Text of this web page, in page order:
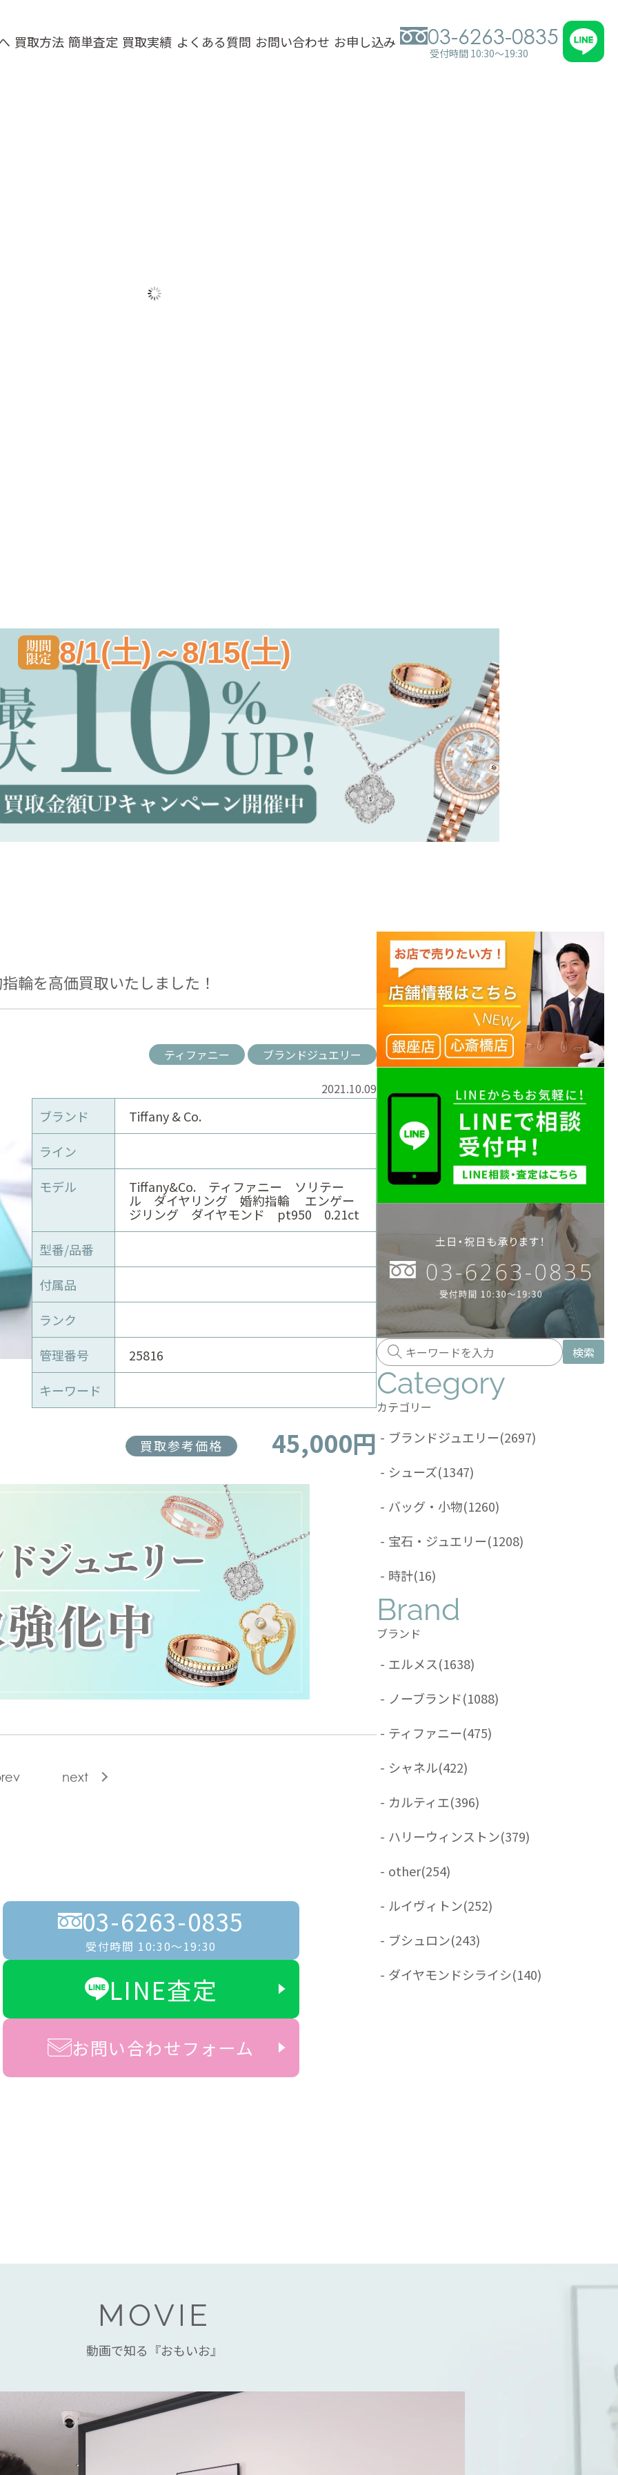
買取方法 簡単査定 買取実績 よくある質問 お問い合わせ お申し込み 03-6263-0835
受付時間 10:30～19:30
8/1(土)～8/15(土)
輪を高価買取いたしました！
ティファニー ブランドジュエリー
2021.10.09
ブランド
Tiffany & Co.
ライン
モデル
Tiffany&Co. ティファニー ソリテー
ル ダイヤリング 婚約指輪 エンゲー
ジリング ダイヤモンド pt950 0.21ct
型番/品番
付属品
ランク
管理番号
25816
キーワード
買取参考価格 45,000円
next
03-6263-0835
受付時間 10:30〜19:30
LINE査定
お問い合わせフォーム
検索
Category
カテゴリー
- ブランドジュエリー(2697)
- シューズ(1347)
- バッグ・小物(1260)
- 宝石・ジュエリー(1208)
- 時計(16)
Brand
ブランド
- エルメス(1638)
- ノーブランド(1088)
- ティファニー(475)
- シャネル(422)
- カルティエ(396)
- ハリーウィンストン(379)
- other(254)
- ルイヴィトン(252)
- ブシュロン(243)
- ダイヤモンドシライシ(140)
MOVIE
動画で知る『おもいお』